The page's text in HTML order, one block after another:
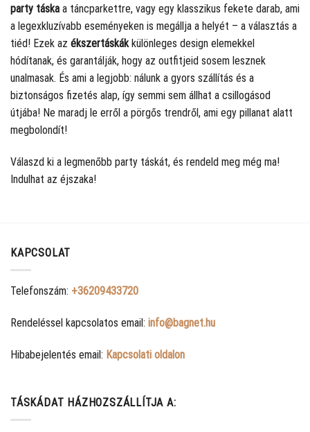
party táska a táncparkettre, vagy egy klasszikus fekete darab, ami
a legexkluzívabb eseményeken is megállja a helyét – a választás a
tiéd! Ezek az ékszertáskákkülönleges design elemekkel
hódítanak, és garantálják, hogy az outfitjeid sosem lesznek
unalmasak. És ami a legjobb: nálunk a gyors szállítás és a
biztonságos fizetés alap, így semmi sem állhat a csillogásod
útjába! Ne maradj le erről a pörgős trendről, ami egy pillanat alatt
megbolondít!
Válaszd ki a legmenőbb party táskát, és rendeld meg még ma!
Indulhat az éjszaka!
KAPCSOLAT
Telefonszám: +36209433720
Rendeléssel kapcsolatos email: info@bagnet.hu
Hibabejelentés email: Kapcsolati oldalon
TÁSKÁDAT HÁZHOZSZÁLLÍTJA A: